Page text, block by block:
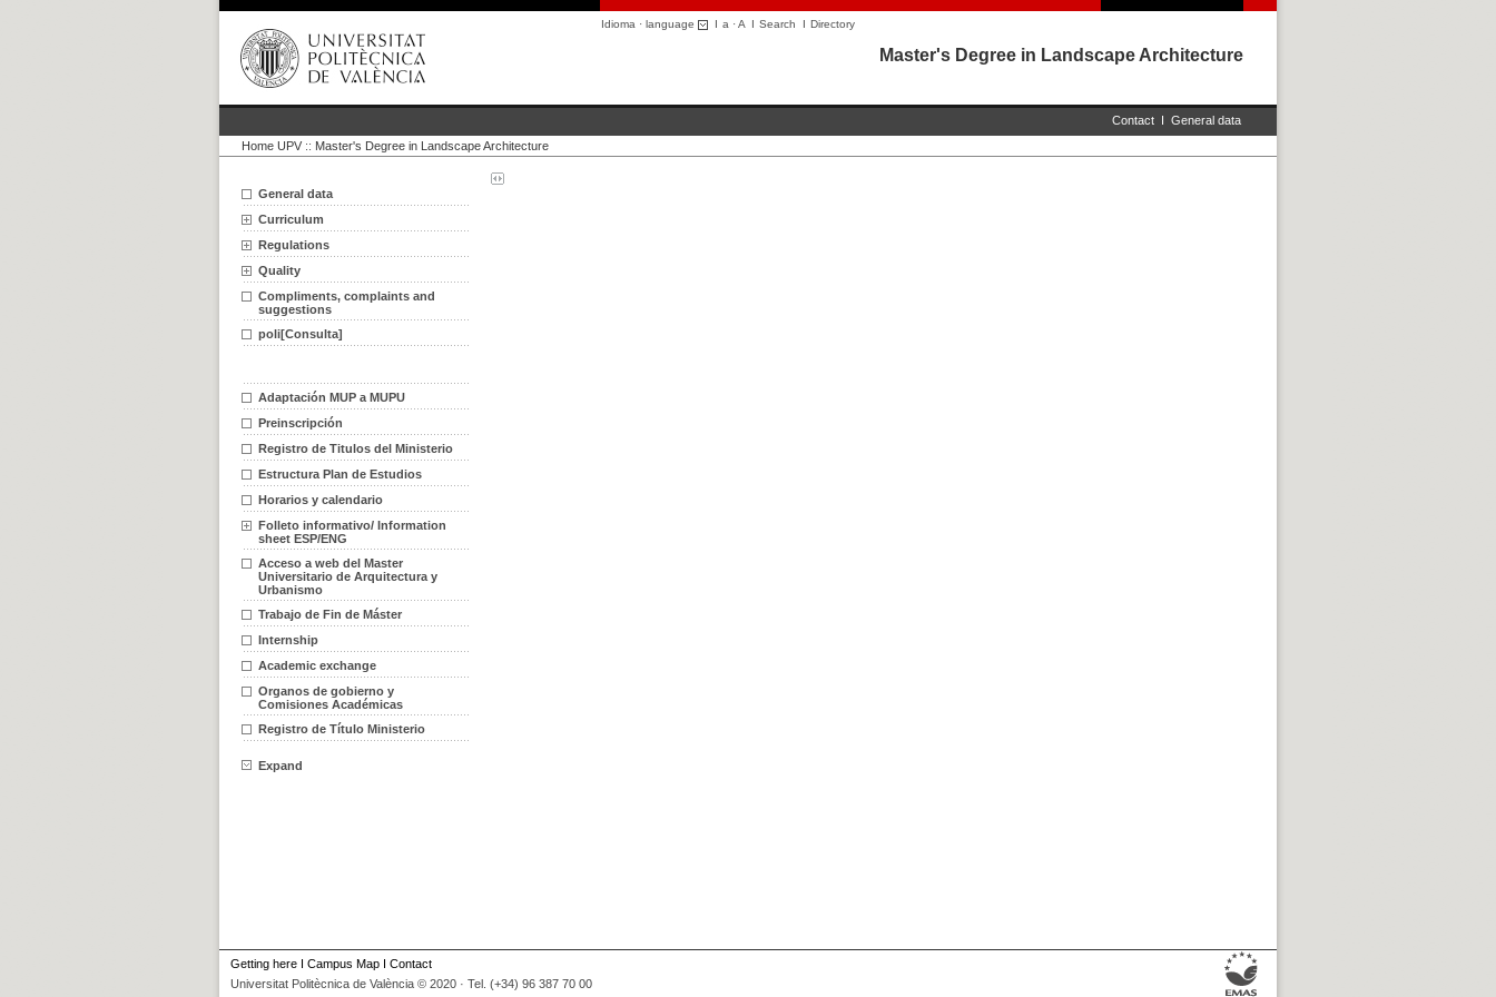
Idioma · language I a ·A I Search I Directory
Master's Degree in Landscape Architecture
Contact I General data
Home UPV :: Master's Degree in Landscape Architecture
General data
Curriculum
Regulations
Quality
Compliments, complaints and
suggestions
poli[Consulta]
Adaptación MUP a MUPU
Preinscripción
Registro de Titulos del Ministerio
Estructura Plan de Estudios
Horarios y calendario
Folleto informativo/ Information
sheet ESP/ENG
Acceso a web del Master
Universitario de Arquitectura y
Urbanismo
Trabajo de Fin de Máster
Internship
Academic exchange
Organos de gobierno y
Comisiones Académicas
Registro de Título Ministerio
Expand
Getting here I Campus Map I Contact
Universitat Politècnica de València © 2020 · Tel. (+34) 96 387 70 00